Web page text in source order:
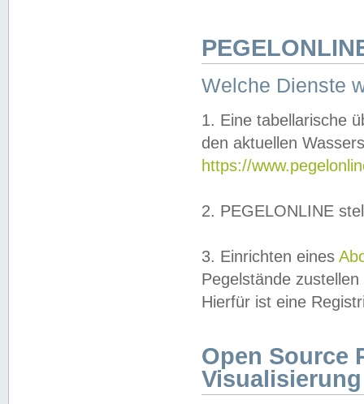
Welche Dienste
1. Eine tabellarische
den aktuellen
https://
2. PEGELONLINE
3. Einrichten eines
Pegelstände
Hierfür ist eine
Open Source
Visualisierung